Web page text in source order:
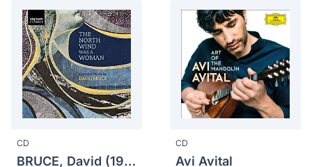
CD
BRUCE, David (1970)
CD
Avi Avital